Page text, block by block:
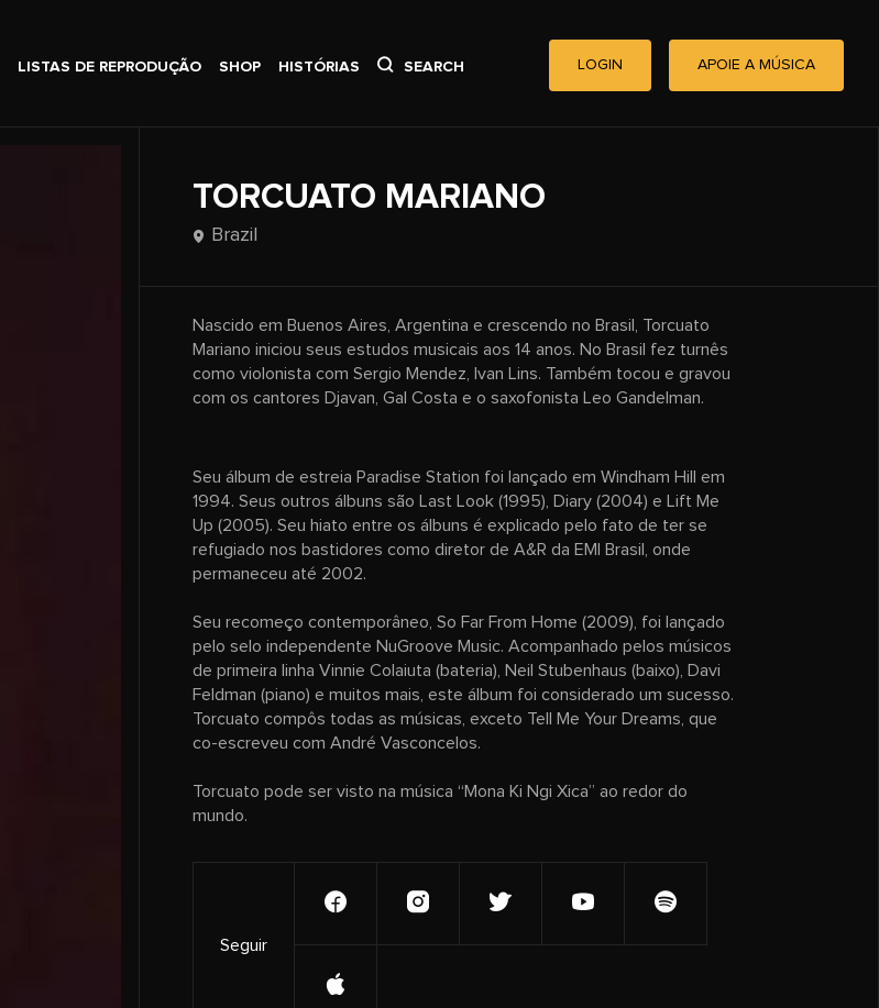
LISTAS DE REPRODUÇÃO SHOP HISTÓRIAS SEARCH LOGIN APOIE A MÚSICA
TORCUATO MARIANO
Brazil
Nascido em Buenos Aires, Argentina e crescendo no Brasil, Torcuato
Mariano iniciou seus estudos musicais aos 14 anos. No Brasil fez turnês
como violonista com Sergio Mendez, Ivan Lins. Também tocou e gravou
com os cantores Djavan, Gal Costa e o saxofonista Leo Gandelman.
Seu álbum de estreia Paradise Station foi lançado em Windham Hill em
1994. Seus outros álbuns são Last Look (1995), Diary (2004) e Lift Me
Up (2005). Seu hiato entre os álbuns é explicado pelo fato de ter se
refugiado nos bastidores como diretor de A&R da EMI Brasil, onde
permaneceu até 2002.
Seu recomeço contemporâneo, So Far From Home (2009), foi lançado
pelo selo independente NuGroove Music. Acompanhado pelos músicos
de primeira linha Vinnie Colaiuta (bateria), Neil Stubenhaus (baixo), Davi
Feldman (piano) e muitos mais, este álbum foi considerado um sucesso.
Torcuato compôs todas as músicas, exceto Tell Me Your Dreams, que
co-escreveu com André Vasconcelos.
Torcuato pode ser visto na música “Mona Ki Ngi Xica” ao redor do
mundo.
Seguir